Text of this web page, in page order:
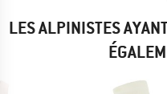
LES ALPINISTES